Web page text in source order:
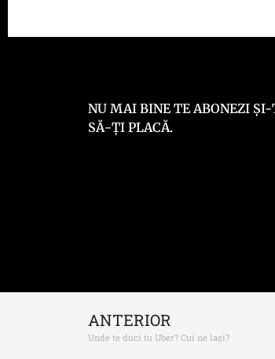
NU MAI BINE TE ABONEZI
SĂ-ȚI PLACĂ.
ANTERIOR
Unde te duci tu Uber? Cui ne lași?